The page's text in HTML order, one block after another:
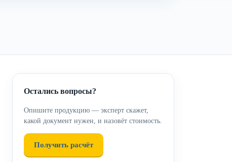
Остались вопросы?
Опишите продукцию — эксперт скажет,
какой документ нужен, и назовёт стоимость.
Получить расчёт